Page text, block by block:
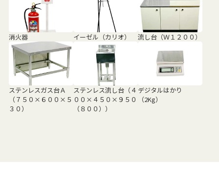
消火器 イーゼル（カリオ） 流し台（Ｗ１２００）
ステンレスガス台Ａ
（７５０×６００×５
３０）
ステンレス流し台（４
００×４５０×９５０
（８００））
デジタルはかり
（2Kg）